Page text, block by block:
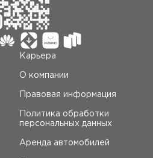
Карьера
О компании
Правовая информация
Политика обработки
персональных данных
Аренда автомобилей